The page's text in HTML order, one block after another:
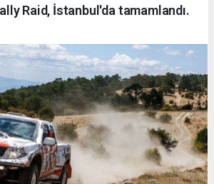
Raid, İstanbul'da tamamlandı.